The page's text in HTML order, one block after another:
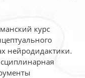
курс
нейродидактики.